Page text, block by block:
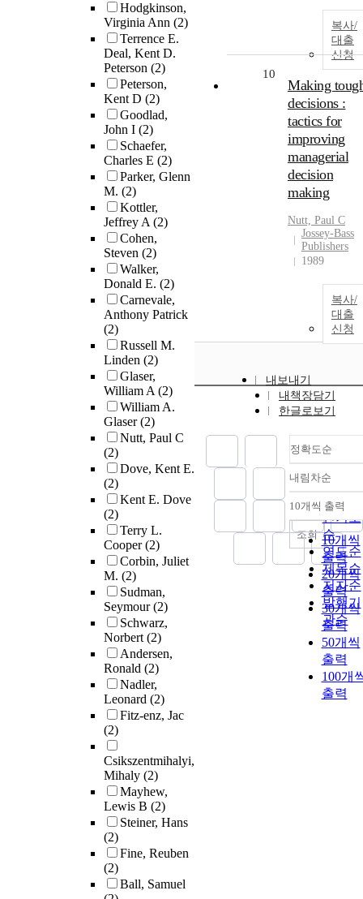
Hodgkinson,
Virginia Ann (2)
Terrence E.
Deal, Kent D.
Peterson (2)
Peterson,
Kent D (2)
Goodlad,
John I (2)
Schaefer,
Charles E (2)
Parker, Glenn
M. (2)
Kottler,
Jeffrey A(2)
Cohen,
Steven (2)
Walker,
Donald E. (2)
Carnevale,
Anthony Patrick
(2)
Russell M.
Linden (2)
Glaser,
William A(2)
William A.
Glaser(2)
Nutt, Paul C
(2)
Dove, Kent E.
(2)
Kent E. Dove
(2)
Terry L.
Cooper(2)
Corbin, Juliet
M. (2)
Sudman,
Seymour(2)
Schwarz,
Norbert(2)
Andersen,
Ronald (2)
Nadler,
Leonard (2)
Fitz-enz, Jac
(2)
Csikszentmihalyi,
Mihaly (2)
Mayhew,
Lewis B (2)
Steiner, Hans
(2)
Fine, Reuben
(2)
Ball, Samuel
복사/
대출
신청
10
Making
decisions :
tactics for
improving
managerial
decision
making
Nutt, Paul C
Jossey-Bass
Publishers
1989
복사/
대출
신청
내보내기
내책장담기
한글로보기
정확도순
정확도
순
인기도
순
연도순
제목순
저자순
발행기
관순
내림차순
내림
10개씩 출력
10개씩
출력
20개씩
출력
30개씩
출력
50개씩
출력
100개
출력
조회